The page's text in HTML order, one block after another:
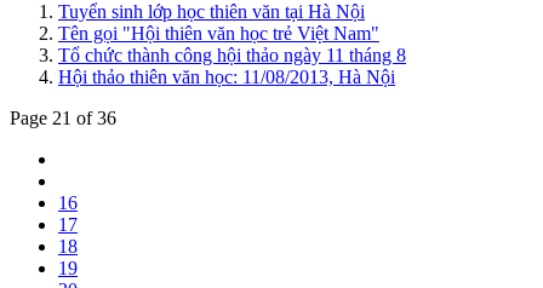
Tuyển sinh lớp học thiên văn tại Hà Nội
Tên gọi "Hội thiên văn học trẻ Việt Nam"
Tổ chức thành công hội thảo ngày 11 tháng 8
Hội thảo thiên văn học: 11/08/2013, Hà Nội
Page 21 of 36
16
17
18
19